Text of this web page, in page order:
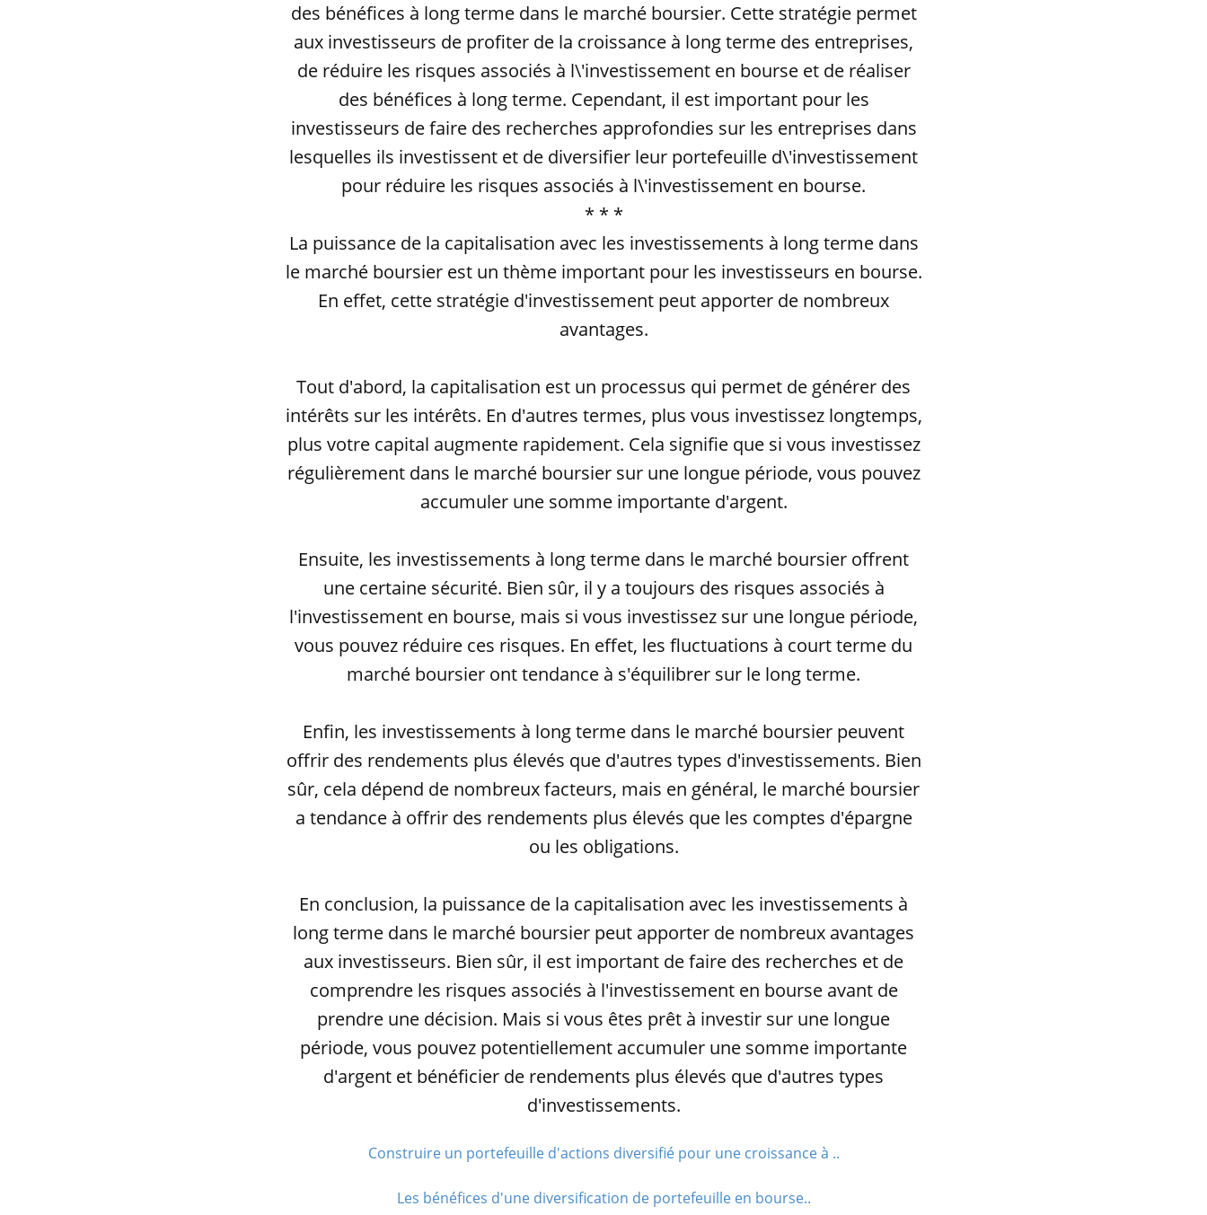
des bénéfices à long terme dans le marché boursier. Cette stratégie permet
aux investisseurs de profiter de la croissance à long terme des entreprises,
de réduire les risques associés à l\'investissement en bourse et de réaliser
des bénéfices à long terme. Cependant, il est important pour les
investisseurs de faire des recherches approfondies sur les entreprises dans
lesquelles ils investissent et de diversifier leur portefeuille d\'investissement
pour réduire les risques associés à l\'investissement en bourse.
* * *
La puissance de la capitalisation avec les investissements à long terme dans
le marché boursier est un thème important pour les investisseurs en bourse.
En effet, cette stratégie d'investissement peut apporter de nombreux
avantages.
Tout d'abord, la capitalisation est un processus qui permet de générer des
intérêts sur les intérêts. En d'autres termes, plus vous investissez longtemps,
plus votre capital augmente rapidement. Cela signifie que si vous investissez
régulièrement dans le marché boursier sur une longue période, vous pouvez
accumuler une somme importante d'argent.
Ensuite, les investissements à long terme dans le marché boursier offrent
une certaine sécurité. Bien sûr, il y a toujours des risques associés à
l'investissement en bourse, mais si vous investissez sur une longue période,
vous pouvez réduire ces risques. En effet, les fluctuations à court terme du
marché boursier ont tendance à s'équilibrer sur le long terme.
Enfin, les investissements à long terme dans le marché boursier peuvent
offrir des rendements plus élevés que d'autres types d'investissements. Bien
sûr, cela dépend de nombreux facteurs, mais en général, le marché boursier
a tendance à offrir des rendements plus élevés que les comptes d'épargne
ou les obligations.
En conclusion, la puissance de la capitalisation avec les investissements à
long terme dans le marché boursier peut apporter de nombreux avantages
aux investisseurs. Bien sûr, il est important de faire des recherches et de
comprendre les risques associés à l'investissement en bourse avant de
prendre une décision. Mais si vous êtes prêt à investir sur une longue
période, vous pouvez potentiellement accumuler une somme importante
d'argent et bénéficier de rendements plus élevés que d'autres types
d'investissements.
Construire un portefeuille d'actions diversifié pour une croissance à ..
Les bénéfices d'une diversification de portefeuille en bourse..